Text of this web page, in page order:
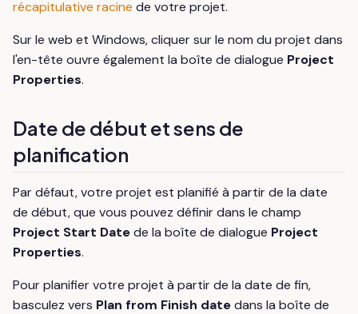
récapitulative racine de votre projet.
Sur le web et Windows, cliquer sur le nom du projet dans
l'en-tête ouvre également la boîte de dialogue Project
Properties.
Date de début et sens de
planification
Par défaut, votre projet est planifié à partir de la date
de début, que vous pouvez définir dans le champ
Project Start Datede la boîte de dialogue Project
Properties.
Pour planifier votre projet à partir de la date de fin,
basculez vers Plan from Finish datedans la boîte de